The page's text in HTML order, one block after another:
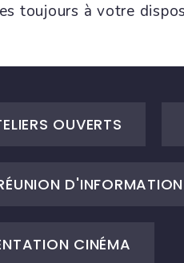
toujours à votre
OUVERTS
CINÉMA